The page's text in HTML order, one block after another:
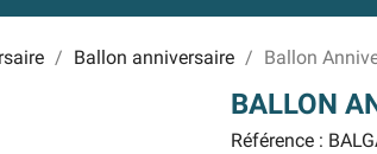
Ballon anniversaire Ballon
BALLON
Référence :